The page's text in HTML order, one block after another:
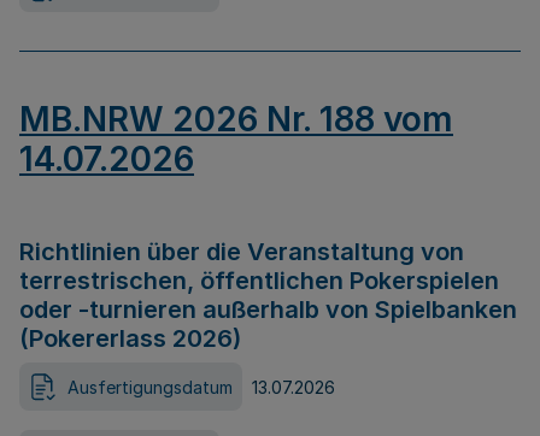
MB.NRW 2026 Nr. 188 vom
14.07.2026
Richtlinien über die Veranstaltung von
terrestrischen, öffentlichen Pokerspielen
oder -turnieren außerhalb von Spielbanken
(Pokererlass 2026)
Ausfertigungsdatum 13.07.2026